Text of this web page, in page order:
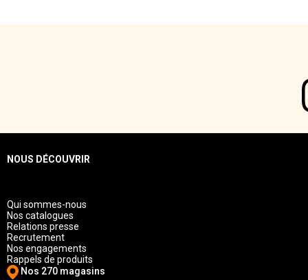
NOUS DÉCOUVRIR
Qui sommes-nous
Nos catalogues
Relations presse
Recrutement
Nos engagements
Rappels de produits
Nos 270 magasins